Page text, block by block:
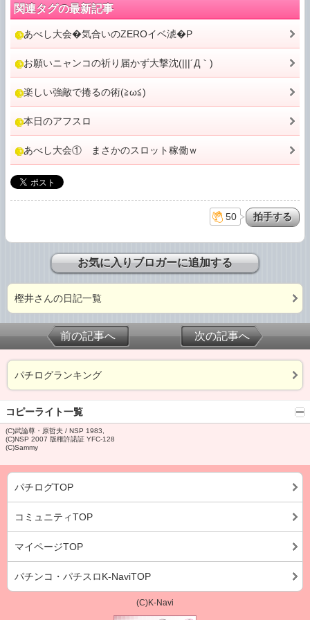
関連タグの最新記事
あべし大会�気合いのZEROイベ淲�P
お願いニャンコの祈り届かず大撃沈(|||´Д｀)
楽しい強敵で捲るの術(≧ω≦)
本日のアフスロ
あべし大会① まさかのスロット稼働ｗ
50
お気に入りブロガーに追加する
樫井さんの日記一覧
前の記事へ 次の記事へ
パチログランキング
コピーライト一覧
(C)武論尊・原哲夫 / NSP 1983,
(C)NSP 2007 版権許諾証 YFC-128
(C)Sammy
パチログTOP
コミュニティTOP
マイページTOP
パチンコ・パチスロK-NaviTOP
(C)K-Navi